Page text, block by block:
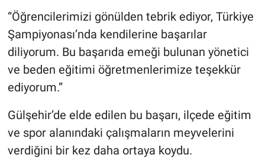
“Öğrencilerimizi gönülden tebrik ediyor, Türkiye
Şampiyonası’nda kendilerine başarılar
diliyorum. Bu başarıda emeği bulunan yönetici
ve beden eğitimi öğretmenlerimize teşekkür
ediyorum.”
Gülşehir’de elde edilen bu başarı, ilçede eğitim
ve spor alanındaki çalışmaların meyvelerini
verdiğini bir kez daha ortaya koydu.